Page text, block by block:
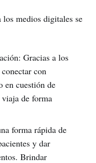
medios digitales se
Gracias a los
con
en cuestión de
de forma
forma rápida de
y dar
Brindar